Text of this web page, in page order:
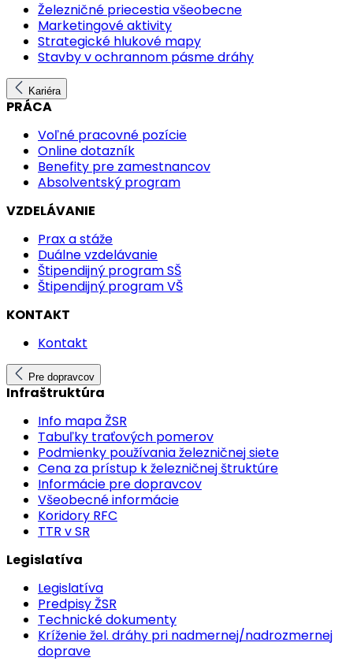
Železničné priecestia všeobecne
Marketingové aktivity
Strategické hlukové mapy
Stavby v ochrannom pásme dráhy
Kariéra
PRÁCA
Voľné pracovné pozície
Online dotazník
Benefity pre zamestnancov
Absolventský program
VZDELÁVANIE
Prax a stáže
Duálne vzdelávanie
Štipendijný program SŠ
Štipendijný program VŠ
KONTAKT
Kontakt
Pre dopravcov
Infraštruktúra
Info mapa ŽSR
Tabuľky traťových pomerov
Podmienky používania železničnej siete
Cena za prístup k železničnej štruktúre
Informácie pre dopravcov
Všeobecné informácie
Koridory RFC
TTR v SR
Legislatíva
Legislatíva
Predpisy ŽSR
Technické dokumenty
Kríženie žel. dráhy pri nadmernej/nadrozmernej
doprave